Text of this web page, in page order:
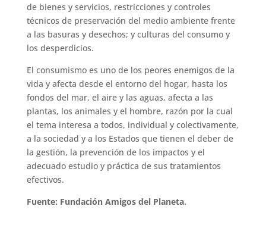
de bienes y servicios, restricciones y controles
técnicos de preservación del medio ambiente frente
a las basuras y desechos; y culturas del consumo y
los desperdicios.
El consumismo es uno de los peores enemigos de la
vida y afecta desde el entorno del hogar, hasta los
fondos del mar, el aire y las aguas, afecta a las
plantas, los animales y el hombre, razón por la cual
el tema interesa a todos, individual y colectivamente,
a la sociedad y a los Estados que tienen el deber de
la gestión, la prevención de los impactos y el
adecuado estudio y práctica de sus tratamientos
efectivos.
Fuente: Fundación Amigos del Planeta.